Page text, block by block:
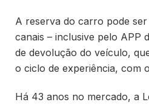
A reserva do carro pode
canais – inclusive pelo APP
de devolução do veículo,
o ciclo de experiência, com
Há 43 anos no mercado, a